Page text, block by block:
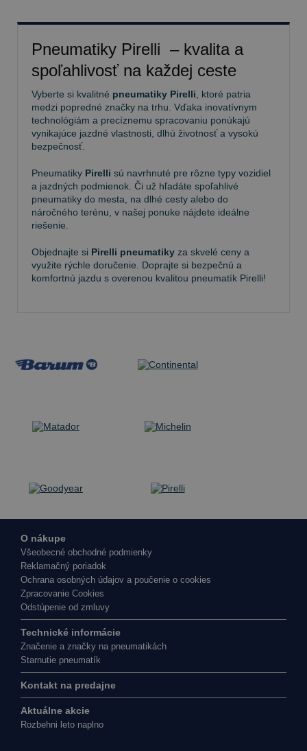
Pneumatiky Pirelli – kvalita a
spoľahlivosť na každej ceste
Vyberte si kvalitné pneumatiky Pirelli , ktoré patria
medzi popredné značky na trhu. Vďaka inovatívnym
technológiám a precíznemu spracovaniu ponúkajú
vynikajúce jazdné vlastnosti, dlhú životnosť a vysokú
bezpečnosť.
Pneumatiky Pirelli sú navrhnuté pre rôzne typy vozidiel
a jazdných podmienok. Či už hľadáte spoľahlivé
pneumatiky do mesta, na dlhé cesty alebo do
náročného terénu, v našej ponuke nájdete ideálne
riešenie.
Objednajte si Pirelli pneumatiky za skvelé ceny a
využite rýchle doručenie. Doprajte si bezpečnú a
komfortnú jazdu s overenou kvalitou pneumatík Pirelli!
O nákupe
Všeobecné obchodné podmienky
Reklamačný poriadok
Ochrana osobných údajov a poučenie o cookies
Zpracovanie Cookies
Odstúpenie od zmluvy
Technické informácie
Značenie a značky na pneumatikách
Starnutie pneumatík
Kontakt na predajne
Aktuálne akcie
Rozbehni leto naplno